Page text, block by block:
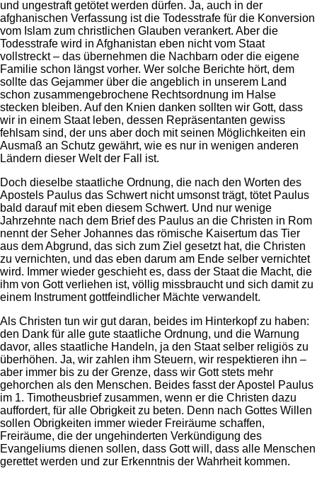
und ungestraft getötet werden dürfen. Ja, auch in der
afghanischen Verfassung ist die Todesstrafe für die Konversion
vom Islam zum christlichen Glauben verankert. Aber die
Todesstrafe wird in Afghanistan eben nicht vom Staat
vollstreckt – das übernehmen die Nachbarn oder die eigene
Familie schon längst vorher. Wer solche Berichte hört, dem
sollte das Gejammer über die angeblich in unserem Land
schon zusammengebrochene Rechtsordnung im Halse
stecken bleiben. Auf den Knien danken sollten wir Gott, dass
wir in einem Staat leben, dessen Repräsentanten gewiss
fehlsam sind, der uns aber doch mit seinen Möglichkeiten ein
Ausmaß an Schutz gewährt, wie es nur in wenigen anderen
Ländern dieser Welt der Fall ist.
Doch dieselbe staatliche Ordnung, die nach den Worten des
Apostels Paulus das Schwert nicht umsonst trägt, tötet Paulus
bald darauf mit eben diesem Schwert. Und nur wenige
Jahrzehnte nach dem Brief des Paulus an die Christen in Rom
nennt der Seher Johannes das römische Kaisertum das Tier
aus dem Abgrund, das sich zum Ziel gesetzt hat, die Christen
zu vernichten, und das eben darum am Ende selber vernichtet
wird. Immer wieder geschieht es, dass der Staat die Macht, die
ihm von Gott verliehen ist, völlig missbraucht und sich damit zu
einem Instrument gottfeindlicher Mächte verwandelt.
Als Christen tun wir gut daran, beides im Hinterkopf zu haben:
den Dank für alle gute staatliche Ordnung, und die Warnung
davor, alles staatliche Handeln, ja den Staat selber religiös zu
überhöhen. Ja, wir zahlen ihm Steuern, wir respektieren ihn –
aber immer bis zu der Grenze, dass wir Gott stets mehr
gehorchen als den Menschen. Beides fasst der Apostel Paulus
im 1. Timotheusbrief zusammen, wenn er die Christen dazu
auffordert, für alle Obrigkeit zu beten. Denn nach Gottes Willen
sollen Obrigkeiten immer wieder Freiräume schaffen,
Freiräume, die der ungehinderten Verkündigung des
Evangeliums dienen sollen, dass Gott will, dass alle Menschen
gerettet werden und zur Erkenntnis der Wahrheit kommen.